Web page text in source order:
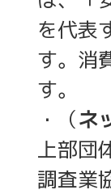
を代表
す。消
す。
・（ネ
上部団
調査業